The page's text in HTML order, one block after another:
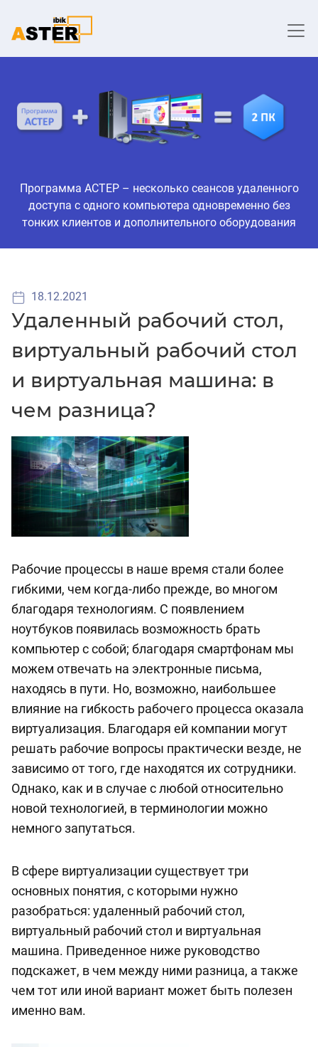
Программа АСТЕР – несколько сеансов удаленного
доступа с одного компьютера одновременно без
тонких клиентов и дополнительного оборудования
18.12.2021
Удаленный рабочий стол,
виртуальный рабочий стол
и виртуальная машина: в
чем разница?
Рабочие процессы в наше время стали более
гибкими, чем когда-либо прежде, во многом
благодаря технологиям. С появлением
ноутбуков появилась возможность брать
компьютер с собой; благодаря смартфонам мы
можем отвечать на электронные письма,
находясь в пути. Но, возможно, наибольшее
влияние на гибкость рабочего процесса оказала
виртуализация. Благодаря ей компании могут
решать рабочие вопросы практически везде, не
зависимо от того, где находятся их сотрудники.
Однако, как и в случае с любой относительно
новой технологией, в терминологии можно
немного запутаться.
В сфере виртуализации существует три
основных понятия, с которыми нужно
разобраться: удаленный рабочий стол,
виртуальный рабочий стол и виртуальная
машина. Приведенное ниже руководство
подскажет, в чем между ними разница, а также
чем тот или иной вариант может быть полезен
именно вам.